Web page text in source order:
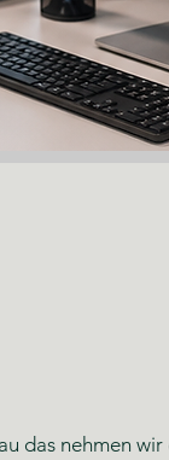
das nehmen wir